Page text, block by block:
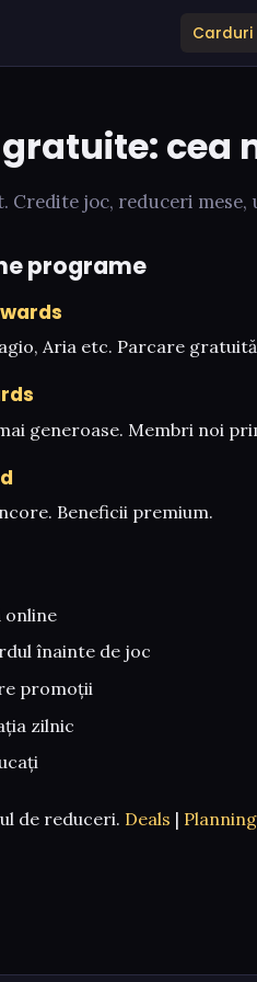
cea
Credite joc, reduceri mese,
programe
Aria etc. Parcare
generoase. Membri noi
Beneficii premium.
înainte de joc
promoții
zilnic
de reduceri. Deals | Planning